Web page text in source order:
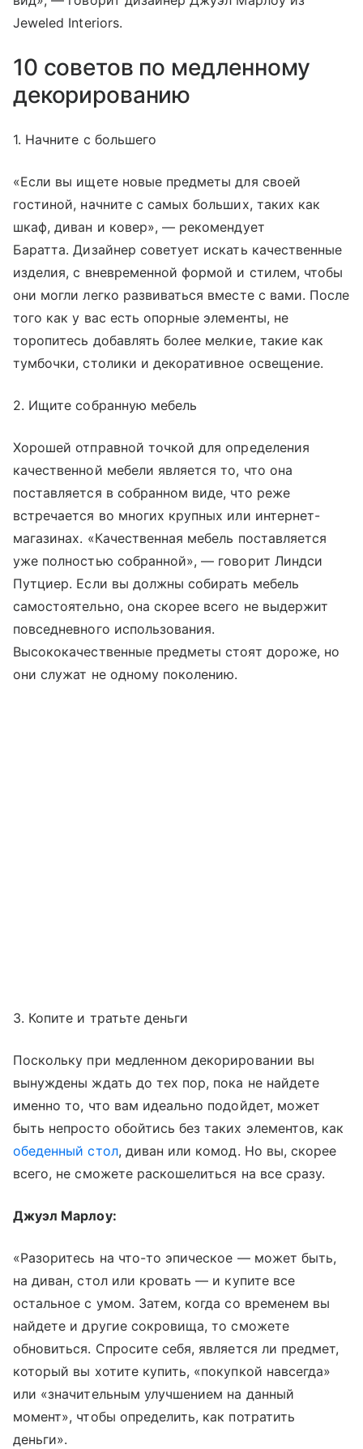
Jeweled Interiors.
10 советов по медленному
декорированию
1. Начните с большего
«Если вы ищете новые предметы для своей
гостиной, начните с самых больших, таких как
шкаф, диван и ковер», — рекомендует
Баратта. Дизайнер советует искать качественные
изделия, с вневременной формой и стилем, чтобы
они могли легко развиваться вместе с вами. После
того как у вас есть опорные элементы, не
торопитесь добавлять более мелкие, такие как
тумбочки, столики и декоративное освещение.
2. Ищите собранную мебель
Хорошей отправной точкой для определения
качественной мебели является то, что она
поставляется в собранном виде, что реже
встречается во многих крупных или интернет-
магазинах. «Качественная мебель поставляется
уже полностью собранной», — говорит Линдси
Путциер. Если вы должны собирать мебель
самостоятельно, она скорее всего не выдержит
повседневного использования.
Высококачественные предметы стоят дороже, но
они служат не одному поколению.
3. Копите и тратьте деньги
Поскольку при медленном декорировании вы
вынуждены ждать до тех пор, пока не найдете
именно то, что вам идеально подойдет, может
быть непросто обойтись без таких элементов, как
обеденный стол, диван или комод. Но вы, скорее
всего, не сможете раскошелиться на все сразу.
Джуэл Марлоу:
«Разоритесь на что-то эпическое — может быть,
на диван, стол или кровать — и купите все
остальное с умом. Затем, когда со временем вы
найдете и другие сокровища, то сможете
обновиться. Спросите себя, является ли предмет,
который вы хотите купить, «покупкой навсегда»
или «значительным улучшением на данный
момент», чтобы определить, как потратить
деньги».